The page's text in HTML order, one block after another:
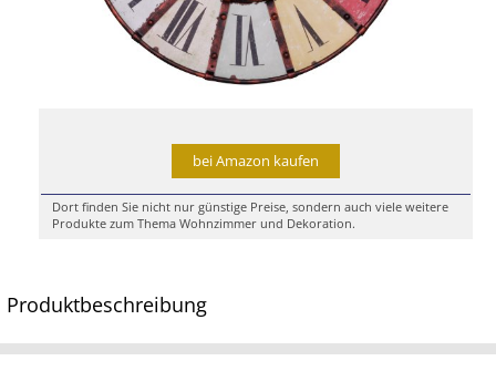
bei Amazon kaufen
Dort finden Sie nicht nur günstige Preise, sondern auch viele weitere
Produkte zum Thema Wohnzimmer und Dekoration.
Produktbeschreibung